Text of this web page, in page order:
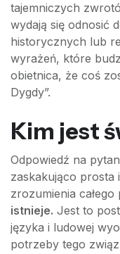
tajemniczych
wydają się odnosić
historycznych lub
wyrażeń, które
obietnica, że coś
Dygdy”.
Kim jest
Odpowiedź na
zaskakująco prosta
zrozumienia całego
istnieje. Jest to
języka i ludowej
potrzeby tego